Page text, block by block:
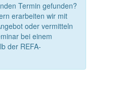
Termin gefunden?
erarbeiten wir mit
oder vermitteln
bei einem
der REFA-